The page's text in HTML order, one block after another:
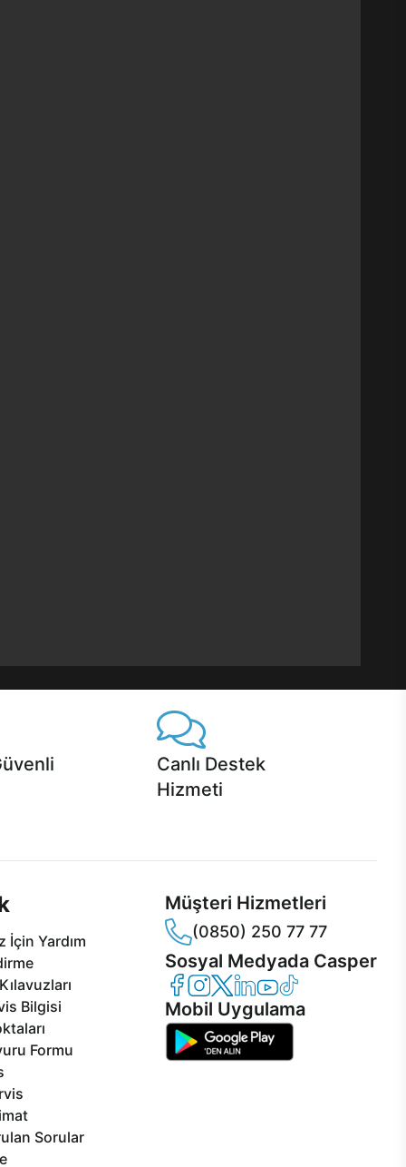
Canlı Destek
Hizmeti
İçin Yardım
Bilgisi
Formu
Sorular
Müşteri Hizmetleri
(0850) 250 77 77
Sosyal Medyada Casper
Casper Facebook
Casper Instagram
Casper Twitter
Casper LinkedIn
Casper YouTube
Casper TikTok
Mobil Uygulama